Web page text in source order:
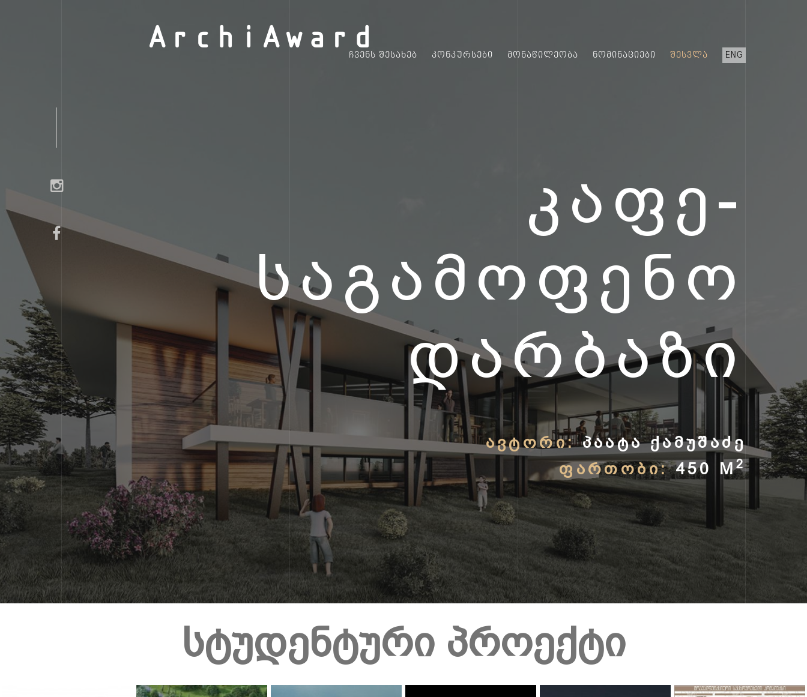
ᲩᲕᲔᲜᲡ ᲨᲔᲡᲐᲮᲔᲑ ᲙᲝᲜᲙᲣᲠᲡᲔᲑᲘ ᲛᲝᲜᲐᲬᲘᲚᲔᲝᲑᲐ ᲜᲝᲛᲘᲜᲐᲪᲘᲔᲑᲘ ᲨᲔᲡᲕᲚᲐ ENG
ArchiAward
ᲙᲐᲤᲔ-
ᲡᲐᲒᲐᲛᲝᲤᲔᲜᲝ
ᲓᲐᲠᲑᲐᲖᲘ
ᲐᲕᲢᲝᲠᲘ:ᲞᲐᲐᲢᲐ ᲥᲐᲛᲣᲨᲐᲫᲔ
ᲤᲐᲠᲗᲝᲑᲘ:450 M2
სტუდენტური პროექტი